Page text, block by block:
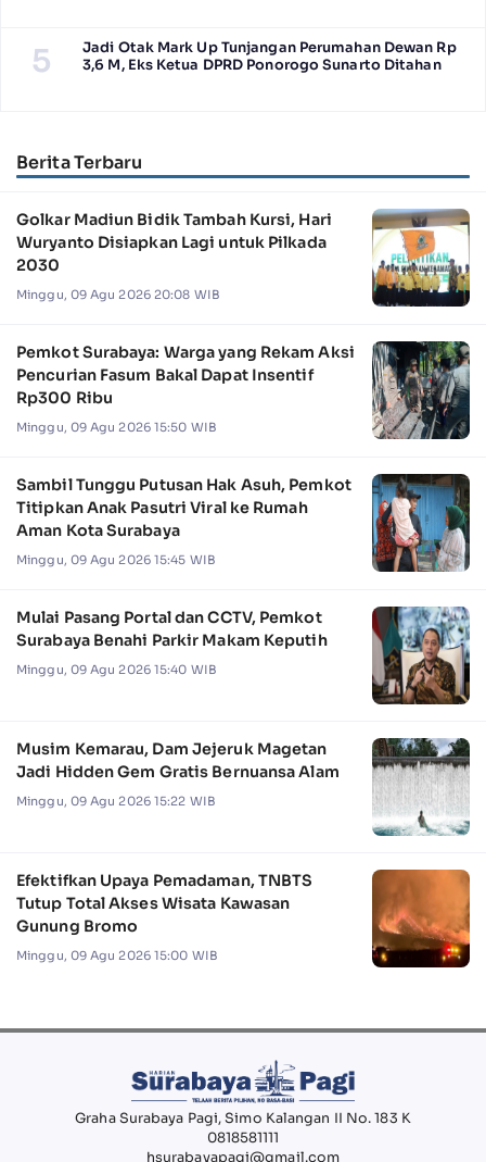
5
Jadi Otak Mark Up Tunjangan Perumahan Dewan Rp
3,6 M, Eks Ketua DPRD Ponorogo Sunarto Ditahan
Berita Terbaru
Golkar Madiun Bidik Tambah Kursi, Hari
Wuryanto Disiapkan Lagi untuk Pilkada
2030
Minggu, 09 Agu 2026 20:08 WIB
Pemkot Surabaya: Warga yang Rekam Aksi
Pencurian Fasum Bakal Dapat Insentif
Rp300 Ribu
Minggu, 09 Agu 2026 15:50 WIB
Sambil Tunggu Putusan Hak Asuh, Pemkot
Titipkan Anak Pasutri Viral ke Rumah
Aman Kota Surabaya
Minggu, 09 Agu 2026 15:45 WIB
Mulai Pasang Portal dan CCTV, Pemkot
Surabaya Benahi Parkir Makam Keputih
Minggu, 09 Agu 2026 15:40 WIB
Musim Kemarau, Dam Jejeruk Magetan
Jadi Hidden Gem Gratis Bernuansa Alam
Minggu, 09 Agu 2026 15:22 WIB
Efektifkan Upaya Pemadaman, TNBTS
Tutup Total Akses Wisata Kawasan
Gunung Bromo
Minggu, 09 Agu 2026 15:00 WIB
Graha Surabaya Pagi, Simo Kalangan II No. 183 K
0818581111
hsurabayapagi@gmail.com